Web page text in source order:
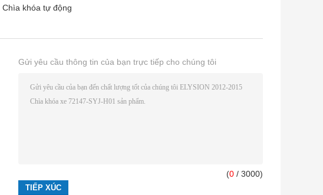
Chìa khóa tự động
Gửi yêu cầu thông tin của bạn trực tiếp cho chúng tôi
(0 / 3000)